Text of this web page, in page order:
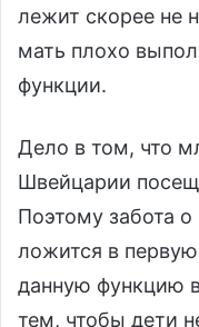
лежит скорее не
мать плохо
функции.
Дело в том, что
Швейцарии
Поэтому забота
ложится в
данную функцию
тем, чтобы дети